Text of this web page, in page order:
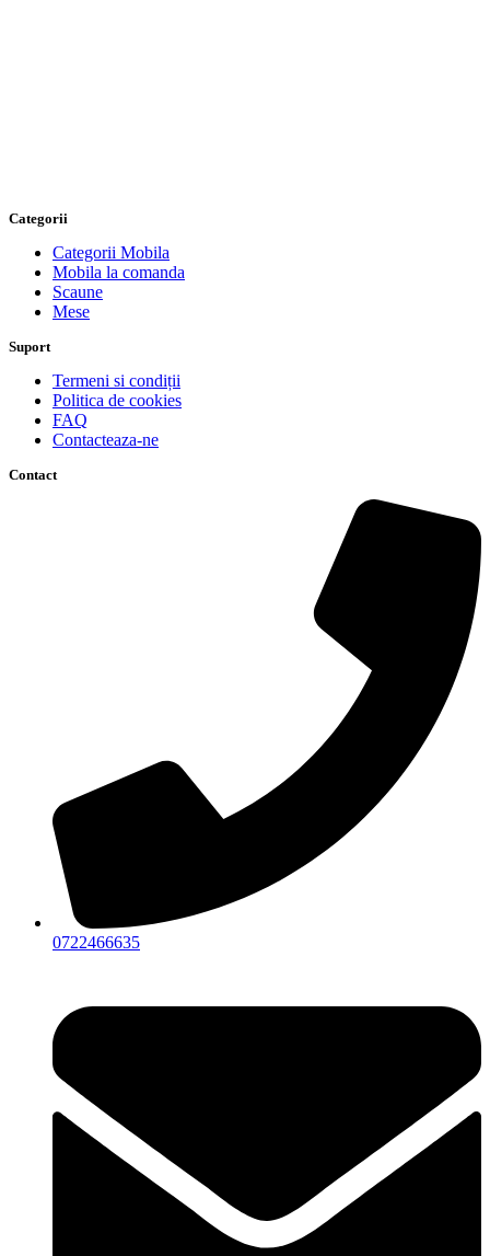
Categorii
Categorii Mobila
Mobila la comanda
Scaune
Mese
Suport
Termeni si condiții
Politica de cookies
FAQ
Contacteaza-ne
Contact
0722466635